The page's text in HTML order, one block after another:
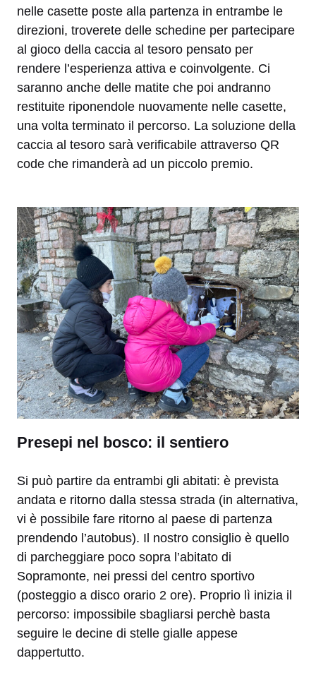
nelle casette poste alla partenza in entrambe le
direzioni, troverete delle schedine per partecipare
al gioco della caccia al tesoro pensato per
rendere l’esperienza attiva e coinvolgente. Ci
saranno anche delle matite che poi andranno
restituite riponendole nuovamente nelle casette,
una volta terminato il percorso. La soluzione della
caccia al tesoro sarà verificabile attraverso QR
code che rimanderà ad un piccolo premio.
Presepi nel bosco: il sentiero
Si può partire da entrambi gli abitati: è prevista
andata e ritorno dalla stessa strada (in alternativa,
vi è possibile fare ritorno al paese di partenza
prendendo l’autobus). Il nostro consiglio è quello
di parcheggiare poco sopra l’abitato di
Sopramonte, nei pressi del centro sportivo
(posteggio a disco orario 2 ore). Proprio lì inizia il
percorso: impossibile sbagliarsi perchè basta
seguire le decine di stelle gialle appese
dappertutto.